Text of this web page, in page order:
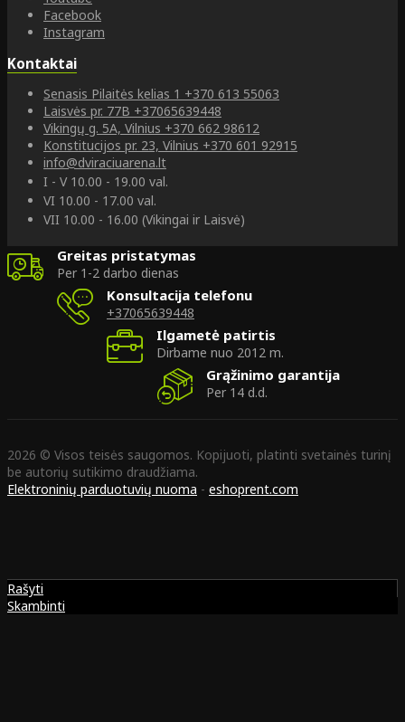
Facebook
Instagram
Kontaktai
Senasis Pilaitės kelias 1 +370 613 55063
Laisvės pr. 77B +37065639448
Vikingų g. 5A, Vilnius +370 662 98612
Konstitucijos pr. 23, Vilnius +370 601 92915
info@dviraciuarena.lt
I - V 10.00 - 19.00 val.
VI 10.00 - 17.00 val.
VII 10.00 - 16.00 (Vikingai ir Laisvė)
Greitas pristatymas
Per 1-2 darbo dienas
Konsultacija telefonu
+37065639448
Ilgametė patirtis
Dirbame nuo 2012 m.
Grąžinimo garantija
Per 14 d.d.
2026 © Visos teisės saugomos. Kopijuoti, platinti svetainės turinį
be autorių sutikimo draudžiama.
Elektroninių parduotuvių nuoma - eshoprent.com
Rašyti
Skambinti